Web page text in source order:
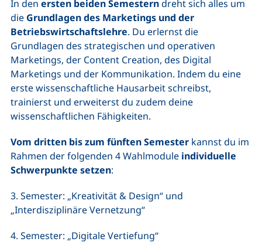
In den ersten beiden Semesterndreht sich alles um
die Grundlagen des Marketings und der
Betriebswirtschaftslehre. Du erlernst die
Grundlagen des strategischen und operativen
Marketings, der Content Creation, des Digital
Marketings und der Kommunikation. Indem du eine
erste wissenschaftliche Hausarbeit schreibst,
trainierst und erweiterst du zudem deine
wissenschaftlichen Fähigkeiten.
Vom dritten bis zum fünften Semester kannst du im
Rahmen der folgenden 4 Wahlmodule individuelle
Schwerpunkte setzen:
3. Semester: „Kreativität & Design“ und
„Interdisziplinäre Vernetzung“
4. Semester: „Digitale Vertiefung“